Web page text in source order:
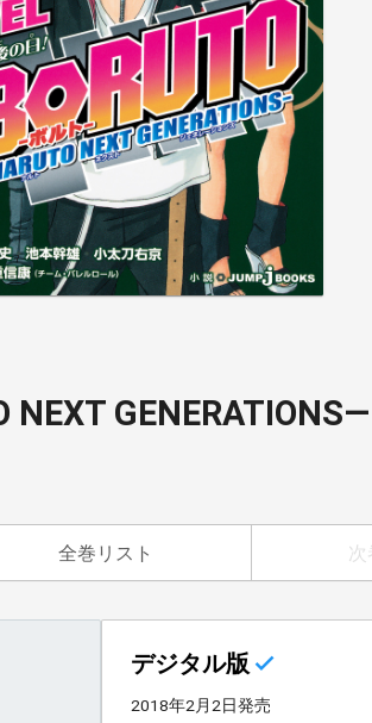
全巻リスト 次
デジタル版
2018年2月2日発売